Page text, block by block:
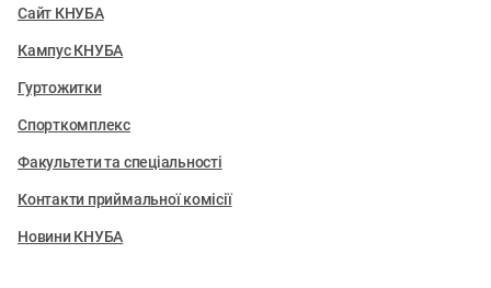
Сайт КНУБА
Кампус КНУБА
Гуртожитки
Спорткомплекс
Факультети та cпеціальності
Контакти приймальної комісії
Новини КНУБА